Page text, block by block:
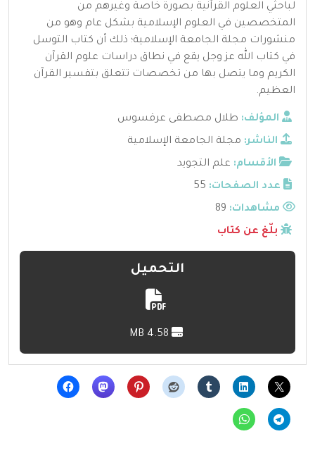
لباحثي العلوم القرآنية بصورة خاصة وغيرهم من
المتخصصين في العلوم الإسلامية بشكل عام وهو من
منشورات مجلة الجامعة الإسلامية؛ ذلك أن كتاب التوسل
في كتاب الله عز وجل يقع في نطاق دراسات علوم القرآن
الكريم وما يتصل بها من تخصصات تتعلق بتفسير القرآن
العظيم.
المؤلف: طلال مصطفى عرقسوس
الناشر: مجلة الجامعة الإسلامية
الأقسام: علم التجويد
عدد الصفحات: 55
مشاهدات:
بلّغ عن كتاب
التحميل